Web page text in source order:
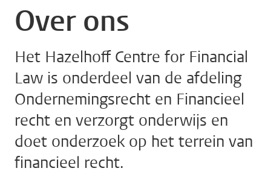
Over ons
Het Hazelhoff Centre for Financial
Law is onderdeel van de afdeling
Ondernemingsrecht en Financieel
recht en verzorgt onderwijs en
doet onderzoek op het terrein van
financieel recht.